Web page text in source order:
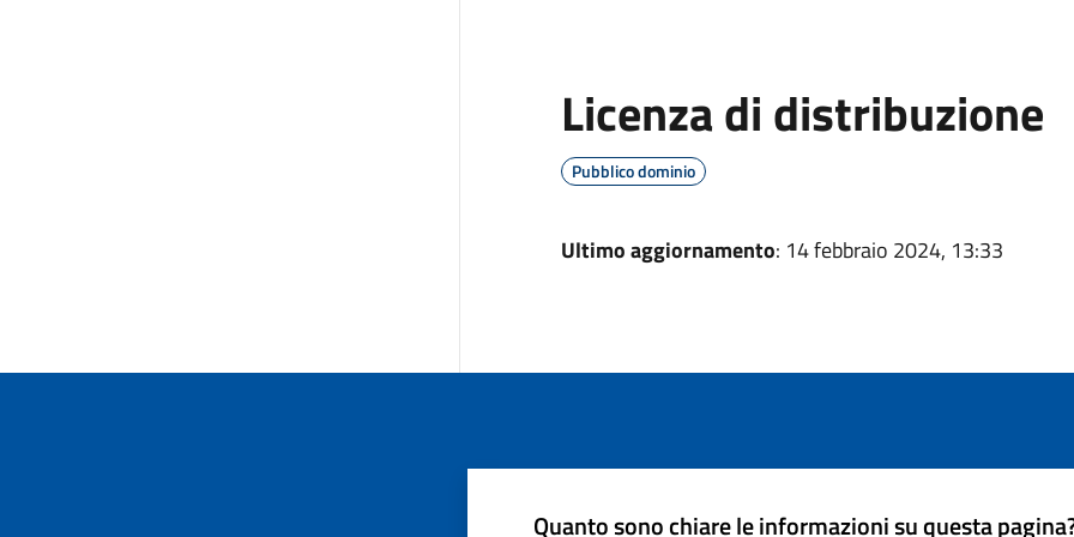
Licenza di distribuzione
Pubblico dominio
Ultimo aggiornamento: 14 febbraio 2024, 13:33
Quanto sono chiare le informazioni su questa